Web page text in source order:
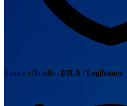
Source officielle : DILA / Legifrance